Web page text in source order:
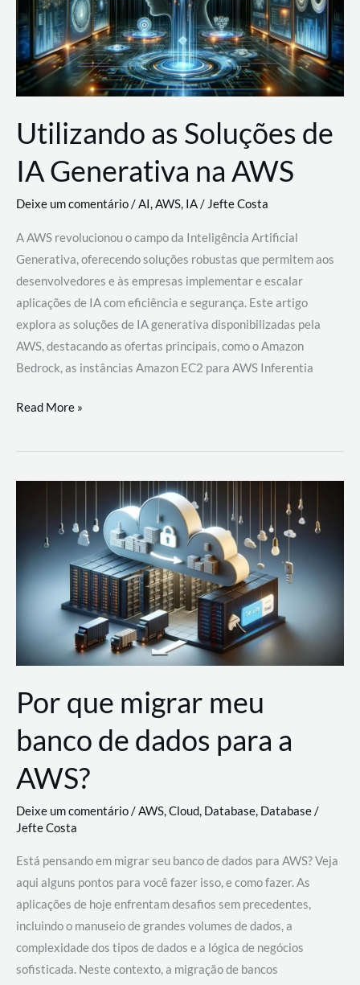
Utilizando as Soluções de
IA Generativa na AWS
Deixe um comentário/AI,AWS, IA/Jefte Costa
A AWS revolucionou o campo da Inteligência Artificial
Generativa, oferecendo soluções robustas que permitem aos
desenvolvedores e às empresas implementar e escalar
aplicações de IA com eficiência e segurança. Este artigo
explora as soluções de IA generativa disponibilizadas pela
AWS, destacando as ofertas principais, como o Amazon
Bedrock, as instâncias Amazon EC2 para AWS Inferentia
Utilizando
Soluções
AWS
Read More »
Por que migrar meu
banco de dados para a
AWS?
Deixe um comentário/AWS,Cloud, Database, Database/
Jefte Costa
Está pensando em migrar seu banco de dados para AWS? Veja
aqui alguns pontos para você fazer isso, e como fazer. As
aplicações de hoje enfrentam desafios sem precedentes,
incluindo o manuseio de grandes volumes de dados, a
complexidade dos tipos de dados e a lógica de negócios
sofisticada. Neste contexto, a migração de bancos